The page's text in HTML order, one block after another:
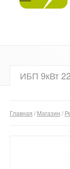
Оборудование
ИБП 9кВт
Главная /Магазин /